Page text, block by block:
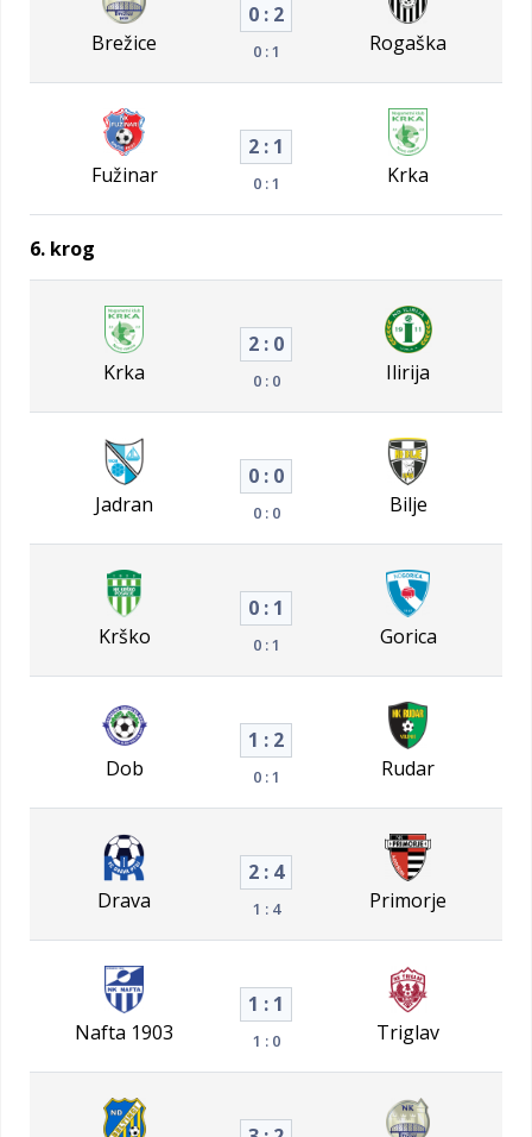
Brežice
0 : 2
0 : 1 Rogaška
Fužinar
2 : 1
0 : 1 Krka
6. krog
Krka
2 : 0
0 : 0 Ilirija
Jadran
0 : 0
0 : 0 Bilje
Krško
0 : 1
0 : 1 Gorica
Dob
1 : 2
0 : 1 Rudar
Drava
2 : 4
1 : 4 Primorje
Nafta 1903
1 : 1
1 : 0 Triglav